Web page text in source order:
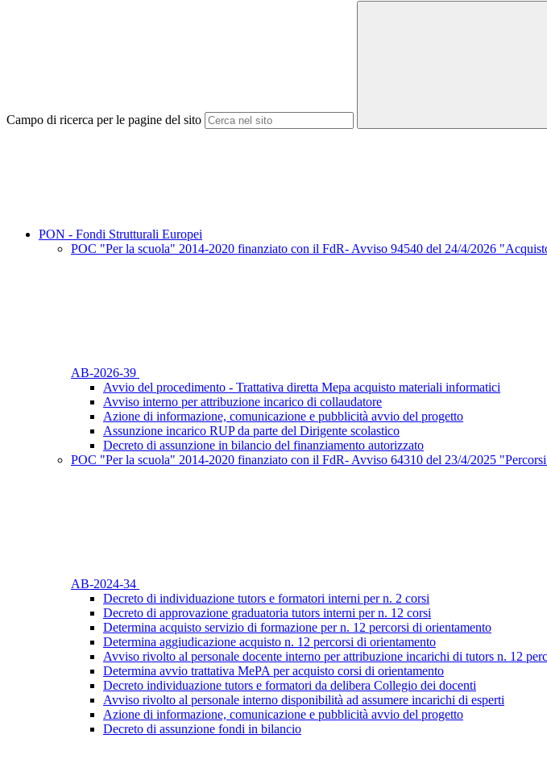
Campo di ricerca per le pagine del sito
PON - Fondi Strutturali Europei
POC "Per la scuola" 2014-2020 finanziato con il FdR- Avviso 94540 del 24/4/2026
AB-2026-39
Avvio del procedimento - Trattativa diretta Mepa acquisto materiali informatici
Avviso interno per attribuzione incarico di collaudatore
Azione di informazione, comunicazione e pubblicità avvio del progetto
Assunzione incarico RUP da parte del Dirigente scolastico
Decreto di assunzione in bilancio del finanziamento autorizzato
POC "Per la scuola" 2014-2020 finanziato con il FdR- Avviso 64310 del 23/4/2025
AB-2024-34
Decreto di individuazione tutors e formatori interni per n. 2 corsi
Decreto di approvazione graduatoria tutors interni per n. 12 corsi
Determina acquisto servizio di formazione per n. 12 percorsi di orientamento
Determina aggiudicazione acquisto n. 12 percorsi di orientamento
Avviso rivolto al personale docente interno per attribuzione incarichi di tutors n. 12
Determina avvio trattativa MePA per acquisto corsi di orientamento
Decreto individuazione tutors e formatori da delibera Collegio dei docenti
Avviso rivolto al personale interno disponibilità ad assumere incarichi di esperti
Azione di informazione, comunicazione e pubblicità avvio del progetto
Decreto di assunzione fondi in bilancio